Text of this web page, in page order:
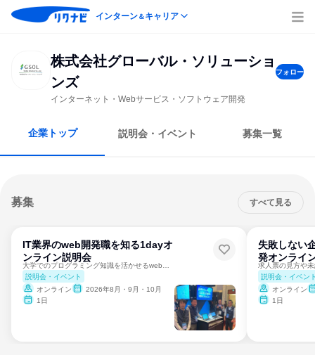
インターン＆キャリア
株式会社グローバル・ソリューショ
ンズ
フォロー
インターネット・Webサービス・ソフトウェア開発
企業トップ 説明会・イベント 募集一覧
募集 すべて見る
IT業界のweb開発職を知る1dayオ
ンライン説明会
説明会・イベント
オンライン
2026年8月・9月・10月
1日
失敗しない
発オンライ
説明会・イベン
オンライン
1日